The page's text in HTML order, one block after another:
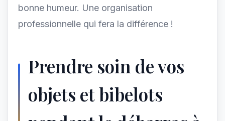
bonne humeur. Une organisation
professionnelle qui fera la différence !
Prendre soin de vos
objets et bibelots